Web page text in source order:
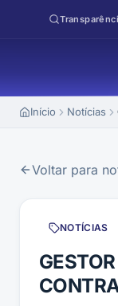
Início Notícias
Voltar para
NOTÍCIAS